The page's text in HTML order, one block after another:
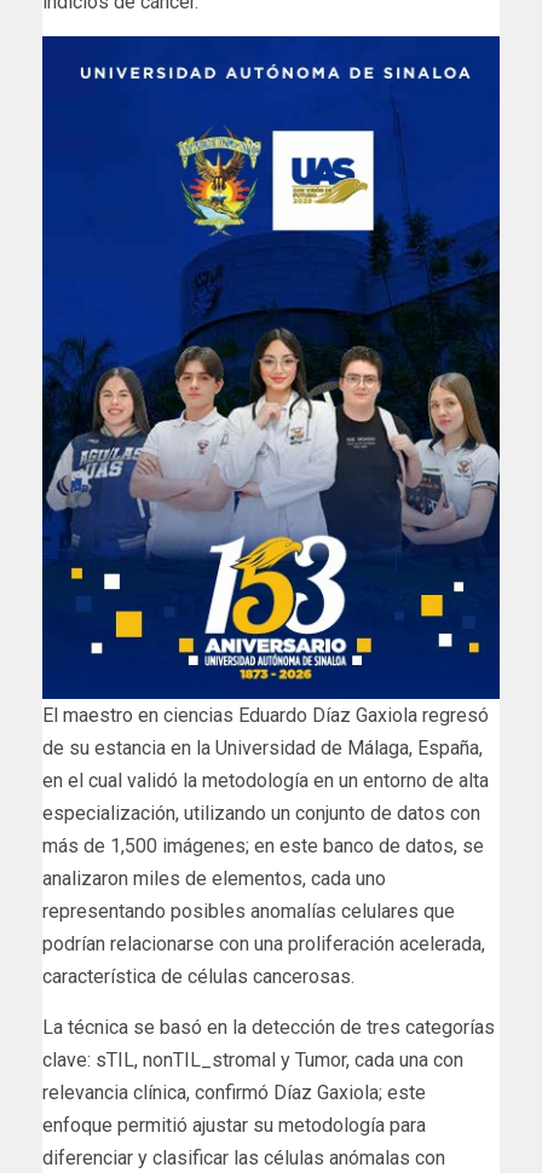
El maestro en ciencias Eduardo Díaz Gaxiola regresó
de su estancia en la Universidad de Málaga, España,
en el cual validó la metodología en un entorno de alta
especialización, utilizando un conjunto de datos con
más de 1,500 imágenes; en este banco de datos, se
analizaron miles de elementos, cada uno
representando posibles anomalías celulares que
podrían relacionarse con una proliferación acelerada,
característica de células cancerosas.
La técnica se basó en la detección de tres categorías
clave: sTIL, nonTIL_stromal y Tumor, cada una con
relevancia clínica, confirmó Díaz Gaxiola; este
enfoque permitió ajustar su metodología para
diferenciar y clasificar las células anómalas con